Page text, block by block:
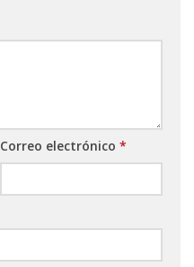
Correo electrónico *